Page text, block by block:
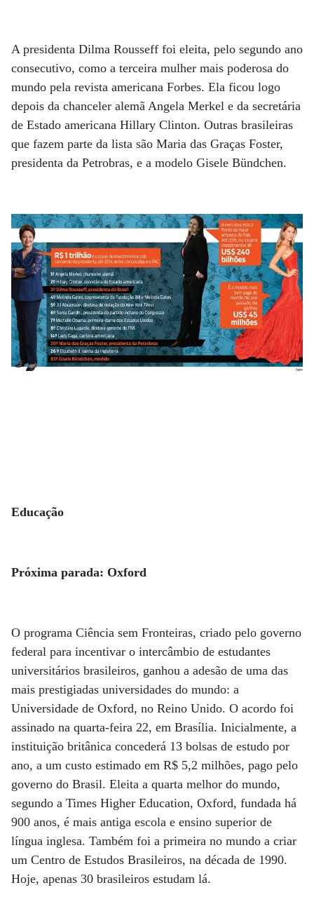
A presidenta Dilma Rousseff foi eleita, pelo segundo ano
consecutivo, como a terceira mulher mais poderosa do
mundo pela revista americana Forbes. Ela ficou logo
depois da chanceler alemã Angela Merkel e da secretária
de Estado americana Hillary Clinton. Outras brasileiras
que fazem parte da lista são Maria das Graças Foster,
presidenta da Petrobras, e a modelo Gisele Bündchen.
Educação
Próxima parada: Oxford
O programa Ciência sem Fronteiras, criado pelo governo
federal para incentivar o intercâmbio de estudantes
universitários brasileiros, ganhou a adesão de uma das
mais prestigiadas universidades do mundo: a
Universidade de Oxford, no Reino Unido. O acordo foi
assinado na quarta-feira 22, em Brasília. Inicialmente, a
instituição britânica concederá 13 bolsas de estudo por
ano, a um custo estimado em R$ 5,2 milhões, pago pelo
governo do Brasil. Eleita a quarta melhor do mundo,
segundo a Times Higher Education, Oxford, fundada há
900 anos, é mais antiga escola e ensino superior de
língua inglesa. Também foi a primeira no mundo a criar
um Centro de Estudos Brasileiros, na década de 1990.
Hoje, apenas 30 brasileiros estudam lá.